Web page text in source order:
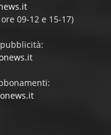
09-12 e 15-17)